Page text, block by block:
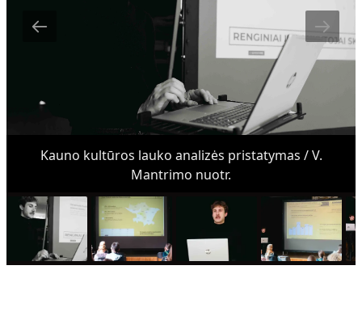
Kauno kultūros lauko analizės pristatymas / V.
Mantrimo nuotr.